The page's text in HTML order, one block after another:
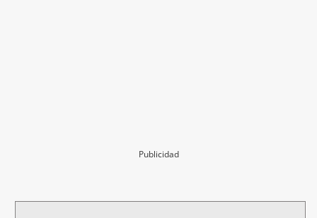
Publicidad